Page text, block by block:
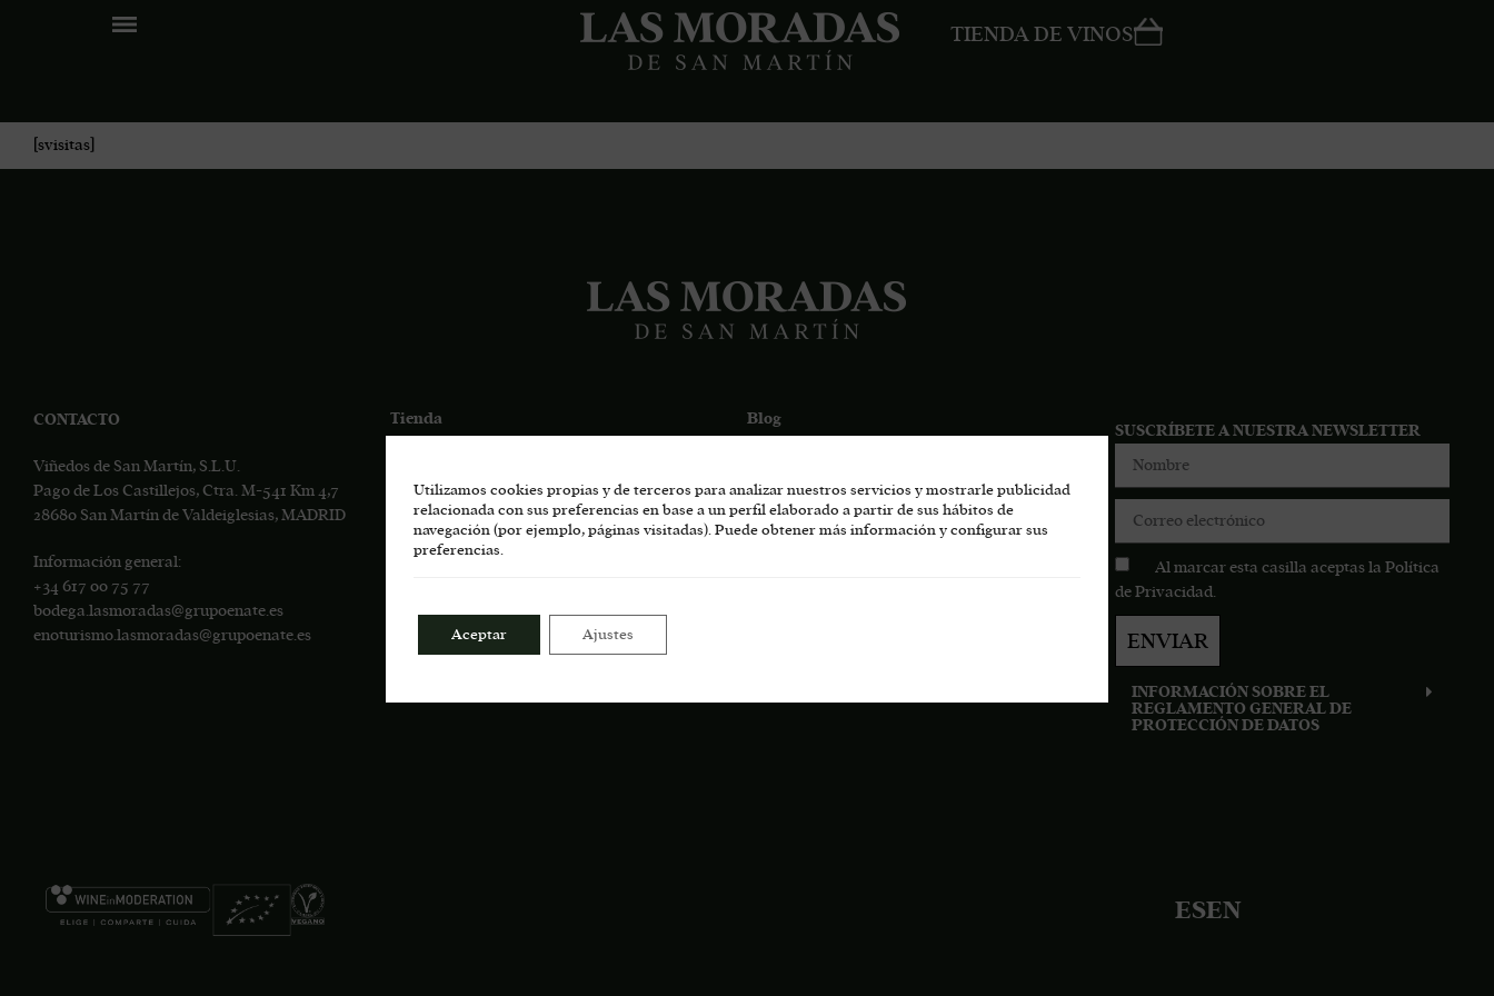
TIENDA DE VINOS
[svisitas]
CONTACTO
Viñedos de San Martín, S.L.U.
Pago de Los Castillejos, Ctra. M-541 Km 4,7
28680 San Martín de Valdeiglesias, MADRID
Información general:
+34 617 00 75 77
bodega.lasmoradas@grupoenate.es
enoturismo.lasmoradas@grupoenate.es
Tienda
Terroir
Bodega
Literatura
Blog
Mi cuenta
SUSCRÍBETE A NUESTRA NEWSLETTER
Al marcar esta casilla aceptas la Política
de Privacidad.
ENVIAR
INFORMACIÓN SOBRE EL
REGLAMENTO GENERAL DE
PROTECCIÓN DE DATOS
ESEN
Utilizamos cookies propias y de terceros para analizar nuestros servicios y mostrarle publicidad
relacionada con sus preferencias en base a un perfil elaborado a partir de sus hábitos de
navegación (por ejemplo, páginas visitadas). Puede obtener más información y configurar sus
preferencias.
Aceptar Ajustes